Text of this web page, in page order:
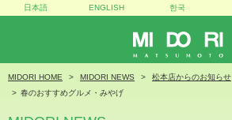
MIDORI
日本語 ENGLISH 한국
MIDORI HOME MIDORI NEWS
松本店からのお知らせ
春のおすすめグルメ・みやげ